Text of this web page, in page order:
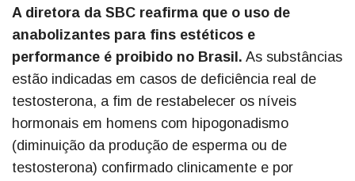
A diretora da SBC reafirma que o uso de
anabolizantes para fins estéticos e
performance é proibido no Brasil. As substâncias
estão indicadas em casos de deficiência real de
testosterona, a fim de restabelecer os níveis
hormonais em homens com hipogonadismo
(diminuição da produção de esperma ou de
testosterona) confirmado clinicamente e por